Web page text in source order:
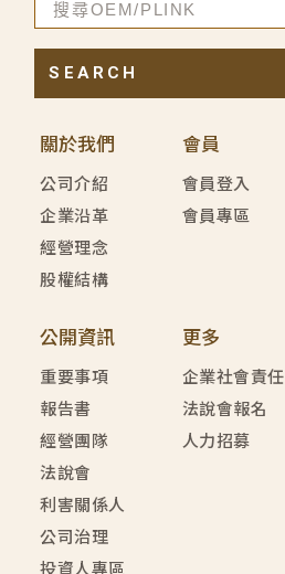
關於我們
公司介紹
企業沿革
經營理念
股權結構
會員
會員登入
會員專區
公開資訊
重要事項
報告書
經營團隊
法說會
利害關係人
公司治理
投資人專區
更多
企業社會責任
法說會報名
人力招募
SEARCH